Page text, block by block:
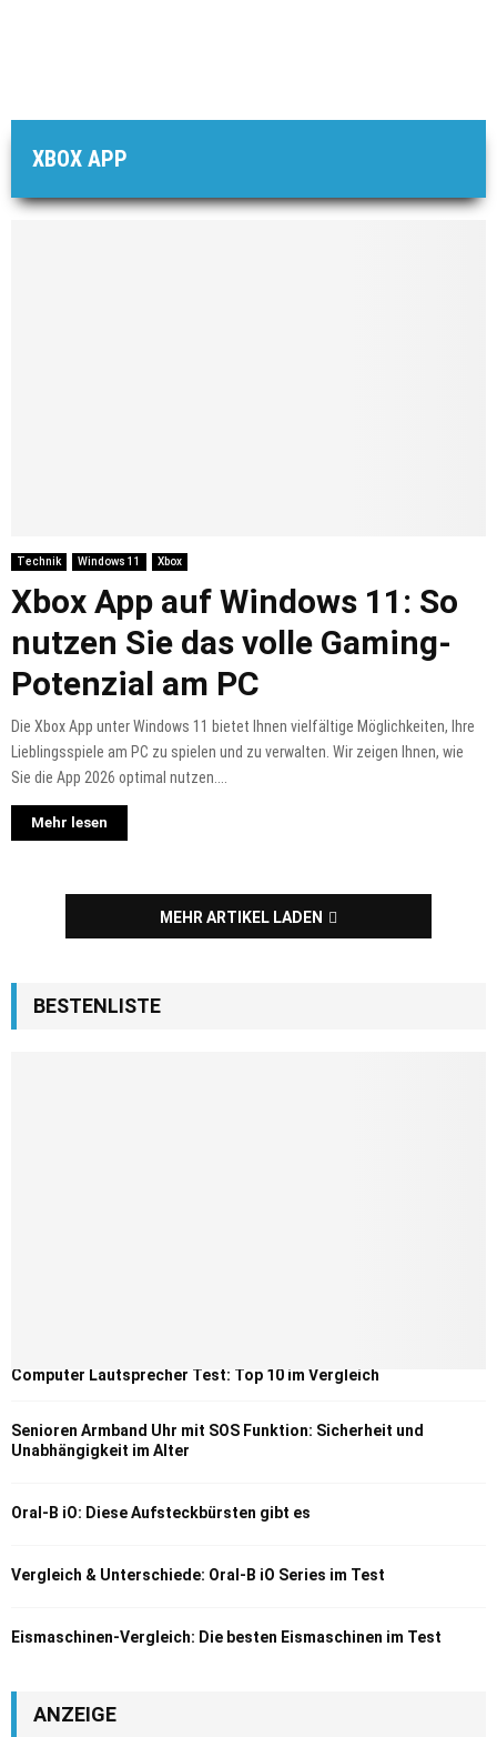
XBOX APP
Technik Windows 11 Xbox
Xbox App auf Windows 11: So
nutzen Sie das volle Gaming-
Potenzial am PC
Die Xbox App unter Windows 11 bietet Ihnen vielfältige Möglichkeiten, Ihre
Lieblingsspiele am PC zu spielen und zu verwalten. Wir zeigen Ihnen, wie
Sie die App 2026 optimal nutzen....
Mehr lesen
MEHR ARTIKEL LADEN
BESTENLISTE
Computer Lautsprecher Test: Top 10 im Vergleich
Senioren Armband Uhr mit SOS Funktion: Sicherheit und
Unabhängigkeit im Alter
Oral-B iO: Diese Aufsteckbürsten gibt es
Vergleich & Unterschiede: Oral-B iO Series im Test
Eismaschinen-Vergleich: Die besten Eismaschinen im Test
ANZEIGE